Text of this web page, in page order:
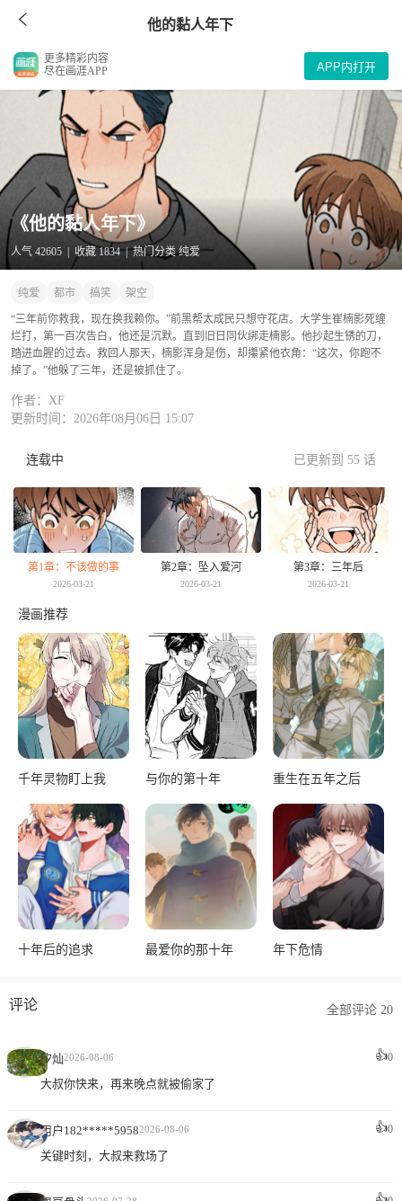
他的黏人年下
更多精彩内容
尽在画涯APP
APP内打开
《他的黏人年下》
人气 42605 | 收藏 1834 | 热门分类 纯爱
纯爱 都市 搞笑 架空
“三年前你救我，现在换我赖你。”前黑帮太成民只想守花店。大学生崔楠影死缠
烂打，第一百次告白，他还是沉默。直到旧日同伙绑走楠影。他抄起生锈的刀，
踏进血腥的过去。救回人那天，楠影浑身是伤，却攥紧他衣角：“这次，你跑不
掉了。”他躲了三年，还是被抓住了。
作者：XF
更新时间：2026年08月06日 15:07
连载中 已更新到 55 话
第1章：不该做的事
2026-03-21
第2章：坠入爱河
2026-03-21
第3章：三年后
2026-03-21
漫画推荐
千年灵物盯上我 与你的第十年 重生在五年之后
十年后的追求 最爱你的那十年 年下危情
评论 全部评论 20
汐灿2026-08-06 👍0
大叔你快来，再来晚点就被偷家了
用户182*****59582026-08-06 👍0
关键时刻，大叔来救场了